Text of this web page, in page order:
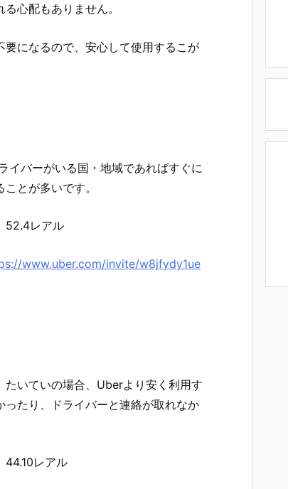
心配もありません。
になるので、安心して使用するこが
イバーがいる国・地域であればすぐに
とが多いです。
52.4レアル
www.uber.com/invite/w8jfydy1ue
いていの場合、Uberより安く利用す
たり、ドライバーと連絡が取れなか
レアル